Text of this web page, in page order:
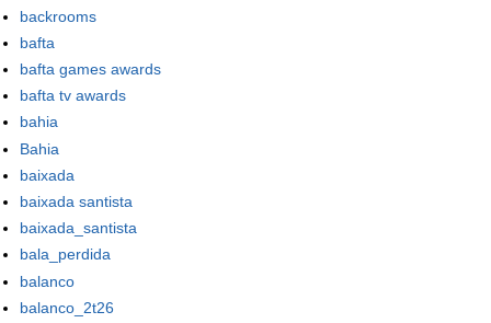
backrooms
bafta
bafta games awards
bafta tv awards
bahia
Bahia
baixada
baixada santista
baixada_santista
bala_perdida
balanco
balanco_2t26